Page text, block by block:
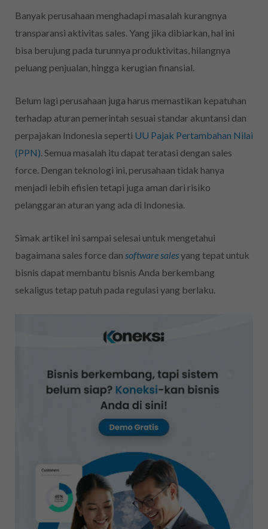
Banyak perusahaan menghadapi masalah kurangnya
transparansi aktivitas sales. Yang jika dibiarkan, hal ini
bisa berujung pada turunnya produktivitas, hilangnya
peluang penjualan, hingga kerugian finansial.
Belum lagi perusahaan juga harus memastikan kepatuhan
terhadap aturan pemerintah sesuai standar akuntansi dan
perpajakan Indonesia seperti UU Pajak Pertambahan Nilai
(PPN). Semua masalah itu dapat teratasi dengan sales
force. Dengan teknologi ini, perusahaan tidak hanya
menjadi lebih efisien tetapi juga aman dari risiko
pelanggaran aturan yang ada di Indonesia.
Simak artikel ini sampai selesai untuk mengetahui
bagaimana sales force dan software salesyang tepat untuk
bisnis dapat membantu bisnis Anda berkembang
sekaligus tetap patuh pada regulasi yang berlaku.